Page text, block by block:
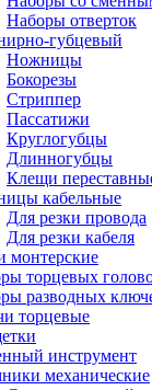
Наборы отверток
губцевый
Ножницы
Бокорезы
Стриппер
Пассатижи
Круглогубцы
Длинногубцы
Клещи
кабельные
Для резки провода
Для резки кабеля
монтерские
торцевых
разводных
торцевые
инструмент
механические